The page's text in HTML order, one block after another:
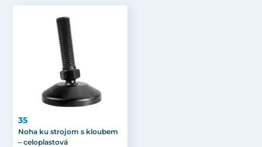
35
Noha ku strojom s kloubem
– celoplastová